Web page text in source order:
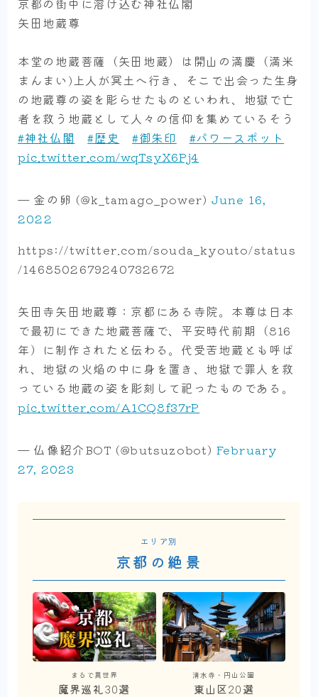
京都の街中に溶け込む神社仏閣
矢田地蔵尊
本堂の地蔵菩薩（矢田地蔵）は開山の満慶（満米
まんまい)上人が冥土へ行き、そこで出会った生身
の地蔵尊の姿を彫らせたものといわれ、地獄で亡
者を救う地蔵として人々の信仰を集めているそう
#神社仏閣
#歴史 #御朱印
#パワースポット
pic.twitter.com/wqTsyX6Pj4
— 金の卵 (@k_tamago_power) June 16,
2022
https://twitter.com/souda_kyouto/status
/1468502679240732672
矢田寺矢田地蔵尊：京都にある寺院。本尊は日本
で最初にできた地蔵菩薩で、平安時代前期（816
年）に制作されたと伝わる。代受苦地蔵とも呼ば
れ、地獄の火焔の中に身を置き、地獄で罪人を救
っている地蔵の姿を彫刻して祀ったものである。
pic.twitter.com/A1CQ8f37rP
— 仏像紹介BOT (@butsuzobot) February
27, 2023
エリア別
京都の絶景
まるで異世界
魔界巡礼30選
清水寺・円山公園
東山区20選